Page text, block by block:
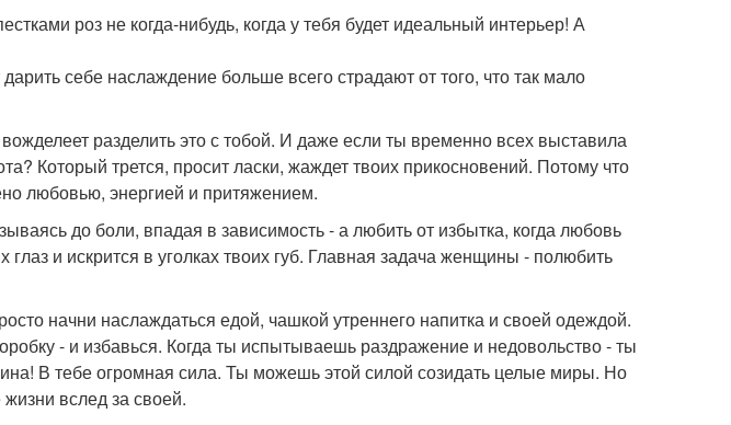
роз не когда-нибудь, когда у тебя будет идеальный интерьер! А
себе наслаждение больше всего страдают от того, что так мало
вожделеет разделить это с тобой. И даже если ты временно всех выставила
Который трется, просит ласки, жаждет твоих прикосновений. Потому что
любовью, энергией и притяжением.
до боли, впадая в зависимость - а любить от избытка, когда любовь
глаз и искрится в уголках твоих губ. Главная задача женщины - полюбить
начни наслаждаться едой, чашкой утреннего напитка и своей одеждой.
- и избавься. Когда ты испытываешь раздражение и недовольство - ты
В тебе огромная сила. Ты можешь этой силой созидать целые миры. Но
вслед за своей.